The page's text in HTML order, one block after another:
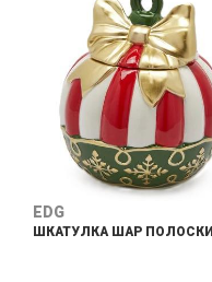
EDG
ШКАТУЛКА ШАР ПОЛОСКИ